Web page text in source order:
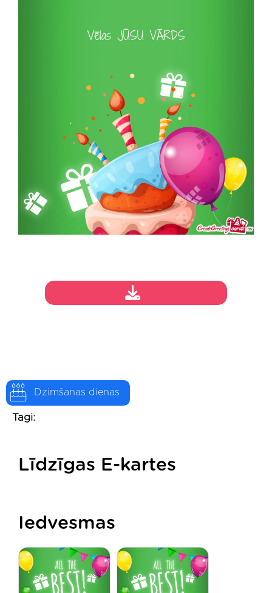
Dzimšanas dienas
Tagi:
Līdzīgas E-kartes
Iedvesmas